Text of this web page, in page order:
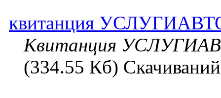
квитанция
Квитанция
(334.55 Кб)